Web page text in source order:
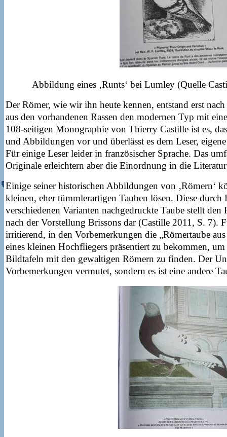
Abbildung eines ‚Runts‘ bei Lumley (Quelle
Der Römer, wie wir ihn heute kennen, entstand erst
aus den vorhandenen Rassen den modernen Typ mit
108-seitigen Monographie von Thierry Castille ist es,
und Abbildungen vor und überlässt es dem Leser,
Für einige Leser leider in französischer Sprache. Das
Originale erleichtern aber die Einordnung in die
Einige seiner historischen Abbildungen von ‚Römern‘
kleinen, eher tümmlerartigen Tauben lösen. Diese
verschiedenen Varianten nachgedruckte Taube stellt
nach der Vorstellung Brissons dar (Castille 2011, S. 7).
irritierend, in den Vorbemerkungen die „Römertaube
eines kleinen Hochfliegers präsentiert zu bekommen,
Bildtafeln mit den gewaltigen Römern zu finden. Der
Vorbemerkungen vermutet, sondern es ist eine andere